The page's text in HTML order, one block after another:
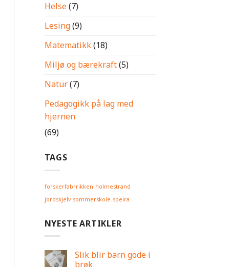
Helse(7)
Lesing(9)
Matematikk(18)
Miljø og bærekraft(5)
Natur(7)
Pedagogikk på lag med
hjernen
(69)
TAGS
forskerfabrrikken holmestrand
jordskjelv sommerskole speira
NYESTE ARTIKLER
Slik blir barn gode i
brøk